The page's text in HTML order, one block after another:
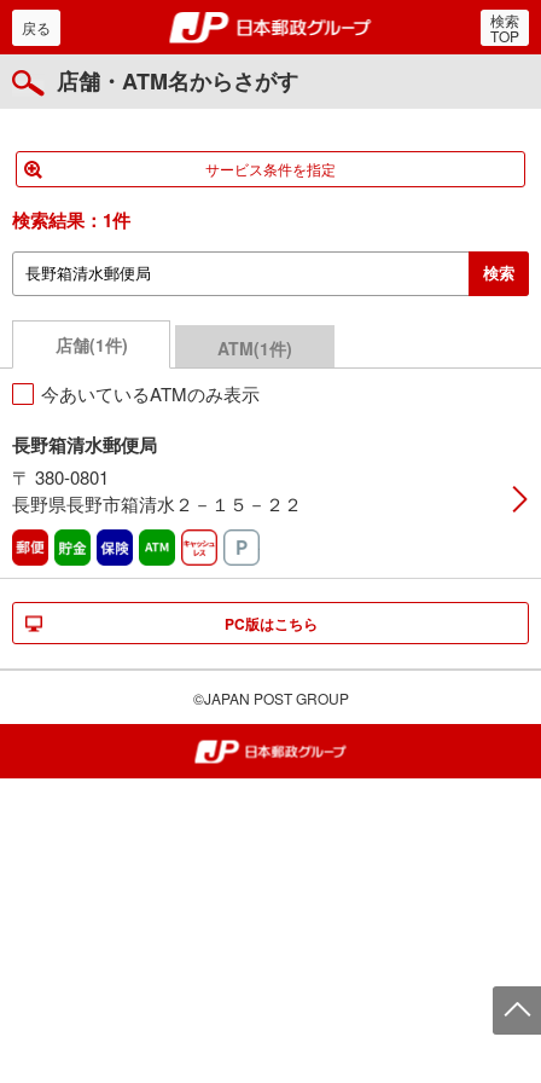
郵便局・日本郵政グルー
戻る 検索
TOP
店舗・ATM名からさがす
サービス条件を指定
検索結果： 1件
店舗(1件) ATM(1件)
今あいているATMのみ表示
長野箱清水郵便局
〒 380-0801
長野県長野市箱清水２－１５－２２
郵便 貯金 保険 ATM営業中キャッシュレス
PC版はこちら
©JAPAN POST GROUP